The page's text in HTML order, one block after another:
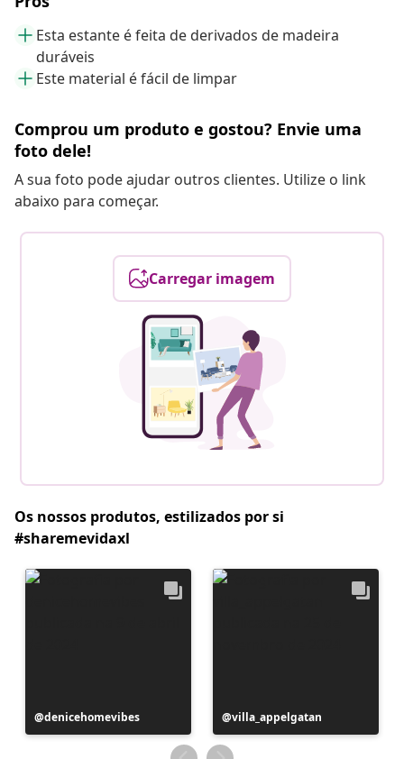
Esta estante é feita de derivados de madeira
duráveis
Este material é fácil de limpar
Comprou um produto e gostou? Envie uma
foto dele!
A sua foto pode ajudar outros clientes. Utilize o link
abaixo para começar.
Carregar imagem
Os nossos produtos, estilizados por si
#sharemevidaxl
Postagem
publicada
denicehomevibes
Postagem
publicada
por
villa_appelgatan